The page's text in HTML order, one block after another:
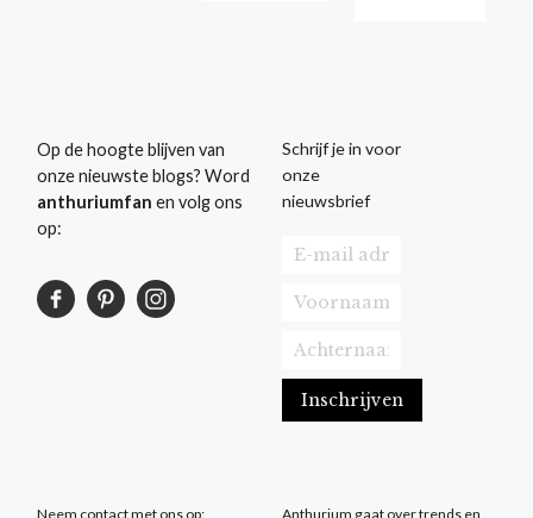
Op de hoogte blijven van
onze nieuwste blogs? Word
anthuriumfan en volg ons
op:
Schrijf je in voor
onze
nieuwsbrief
Neem contact met ons op: Anthurium gaat over trends en